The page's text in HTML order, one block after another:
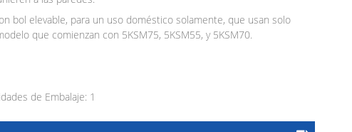
bol elevable, para un uso doméstico solamente, que usan solo
que comienzan con 5KSM75, 5KSM55, y 5KSM70.
de Embalaje: 1